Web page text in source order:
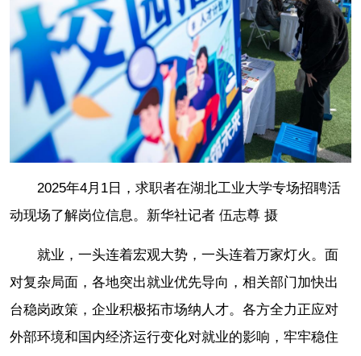
2025年4月1日，求职者在湖北工业大学专场招聘活
动现场了解岗位信息。新华社记者 伍志尊 摄
就业，一头连着宏观大势，一头连着万家灯火。面
对复杂局面，各地突出就业优先导向，相关部门加快出
台稳岗政策，企业积极拓市场纳人才。各方全力正应对
外部环境和国内经济运行变化对就业的影响，牢牢稳住